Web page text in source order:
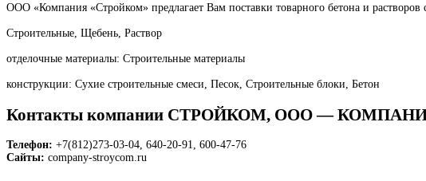
ООО «Компания «Стройком» предлагает Вам поставки товарного бетона и
Строительные, Щебень, Раствор
отделочные материалы: Строительные материалы
конструкции: Сухие строительные смеси, Песок, Строительные блоки, Бетон
Контакты компании СТРОЙКОМ, ООО —
Телефон: +7(812)273-03-04, 640-20-91, 600-47-76
Сайты: company-stroycom.ru